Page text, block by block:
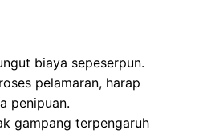
biaya sepeserpun.
pelamaran, harap
penipuan.
gampang terpengaruh